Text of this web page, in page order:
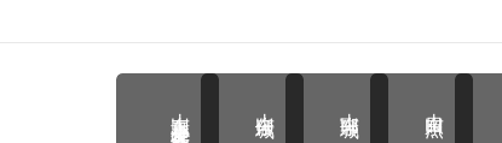
山东青岛小麦收获作业全面展开 山东郓城：传统产业以智提质 山东日照：绿水青山飘茶香